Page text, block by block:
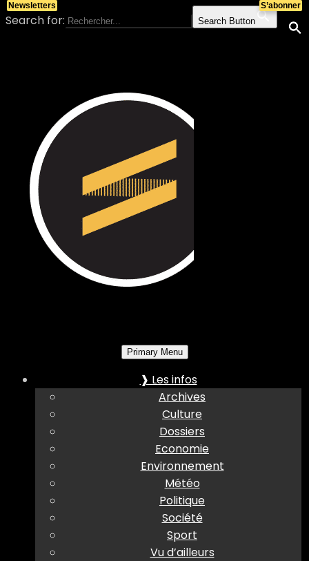
Search for: Search Button
Primary Menu
❱ Les infos
Archives
Culture
Dossiers
Economie
Environnement
Météo
Politique
Société
Sport
Vu d’ailleurs
S’abonner
Newsletters